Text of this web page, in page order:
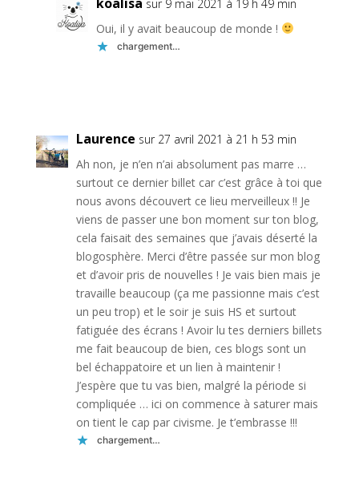
sur 9 mai 2021 à 19 h 49 min
Oui, il y avait beaucoup de monde !
chargement…
Laurence sur 27 avril 2021 à 21 h 53 min
Ah non, je n’en n’ai absolument pas marre …
surtout ce dernier billet car c’est grâce à toi que
nous avons découvert ce lieu merveilleux !! Je
viens de passer une bon moment sur ton blog,
cela faisait des semaines que j’avais déserté la
blogosphère. Merci d’être passée sur mon blog
et d’avoir pris de nouvelles ! Je vais bien mais je
travaille beaucoup (ça me passionne mais c’est
un peu trop) et le soir je suis HS et surtout
fatiguée des écrans ! Avoir lu tes derniers billets
me fait beaucoup de bien, ces blogs sont un
bel échappatoire et un lien à maintenir !
J’espère que tu vas bien, malgré la période si
compliquée … ici on commence à saturer mais
on tient le cap par civisme. Je t’embrasse !!!
chargement…